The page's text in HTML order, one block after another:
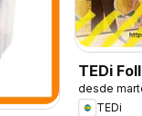
TEDi
desde
TEDi